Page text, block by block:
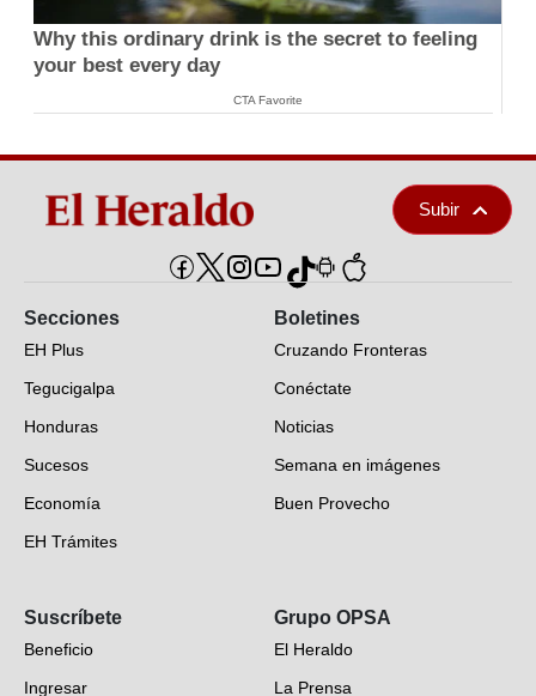
Why this ordinary drink is the secret to feeling
your best every day
CTA Favorite
Subir
Secciones
EH Plus
Tegucigalpa
Honduras
Sucesos
Economía
EH Trámites
EH Verifica
Fotogalerías
Boletines
Cruzando Fronteras
Conéctate
Noticias
Semana en imágenes
Buen Provecho
Suscríbete
Beneficio
Ingresar
Grupo OPSA
El Heraldo
La Prensa